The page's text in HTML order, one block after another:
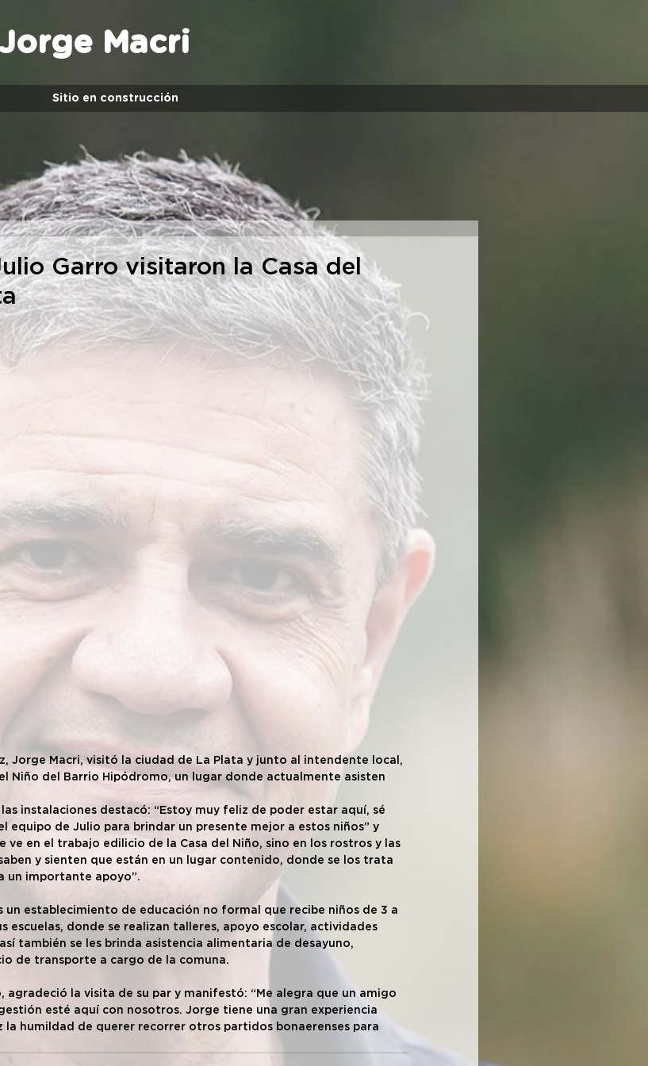
Macri
Sitio en construcción
Garro visitaron la Casa del
Jorge Macri, visitó la ciudad de La Plata y junto al intendente local,
Niño del Barrio Hipódromo, un lugar donde actualmente asisten
instalaciones destacó: “Estoy muy feliz de poder estar aquí, sé
equipo de Julio para brindar un presente mejor a estos niños” y
ve en el trabajo edilicio de la Casa del Niño, sino en los rostros y las
y sienten que están en un lugar contenido, donde se los trata
un importante apoyo”.
un establecimiento de educación no formal que recibe niños de 3 a
escuelas, donde se realizan talleres, apoyo escolar, actividades
también se les brinda asistencia alimentaria de desayuno,
de transporte a cargo de la comuna.
agradeció la visita de su par y manifestó: “Me alegra que un amigo
esté aquí con nosotros. Jorge tiene una gran experiencia
la humildad de querer recorrer otros partidos bonaerenses para